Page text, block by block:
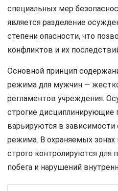
специальных мер
является разделение
степени опасности, что
конфликтов и их
Основной принцип
режима для мужчин —
регламентов учреждения.
строгие дисциплинирующие
варьируются в зависимости
режима. В охраняемых
строго контролируются для
побега и нарушений